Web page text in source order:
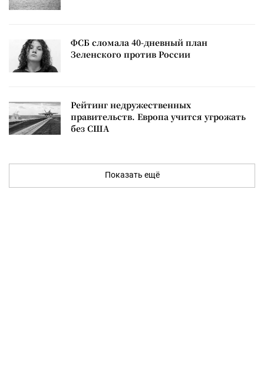
ФСБ сломала 40-дневный план
Зеленского против России
Рейтинг недружественных
правительств. Европа учится угрожать
без США
Показать ещё